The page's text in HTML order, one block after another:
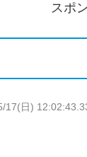
スポ
17(日)